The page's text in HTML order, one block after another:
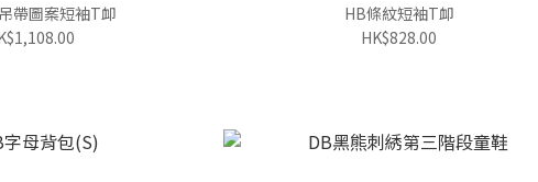
帶圖案短袖T卹
HB條紋短袖T卹
HK$828.00